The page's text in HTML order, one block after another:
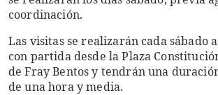
coordinación.
Las visitas se realizarán cada sábado
con partida desde la Plaza
de Fray Bentos y tendrán una
de una hora y media.